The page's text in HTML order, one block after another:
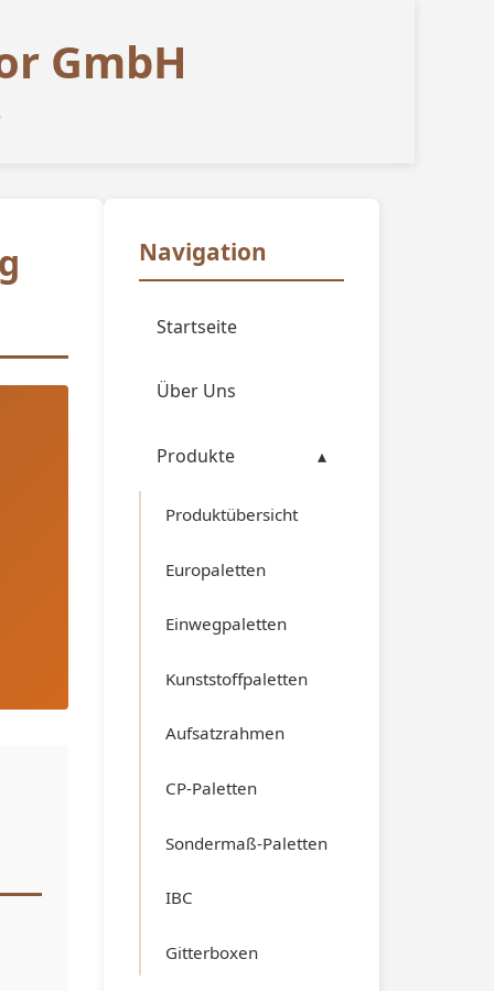
GmbH
Navigation
Startseite
Über Uns
Produkte
Produktübersicht
Europaletten
Einwegpaletten
Kunststoffpaletten
Aufsatzrahmen
CP-Paletten
Sondermaß-Paletten
IBC
Gitterboxen